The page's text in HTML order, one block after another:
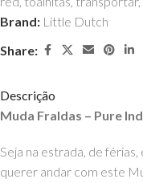
Brand: Little Dutch
Share:
Descrição
Muda Fraldas – Pure
Seja na estrada, de férias,
querer andar com este